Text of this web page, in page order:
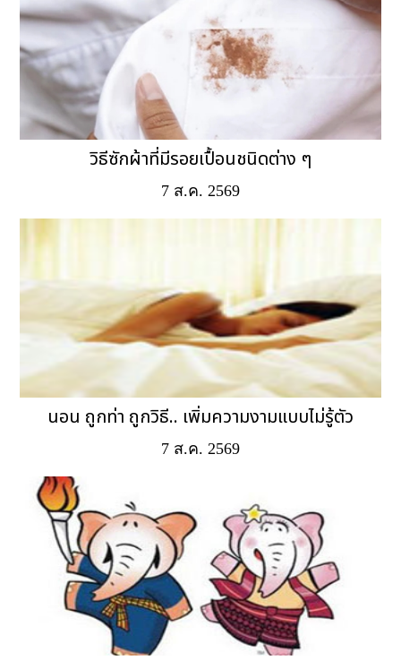
วิธีซักผ้าที่มีรอยเปื้อนชนิดต่าง ๆ
7 ส.ค. 2569
นอน ถูกท่า ถูกวิธี.. เพิ่มความงามแบบไม่รู้ตัว
7 ส.ค. 2569